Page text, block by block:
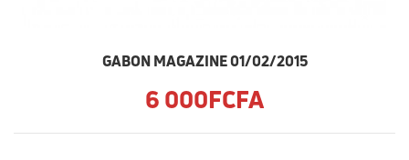
GABON MAGAZINE 01/02/2015
6 000FCFA